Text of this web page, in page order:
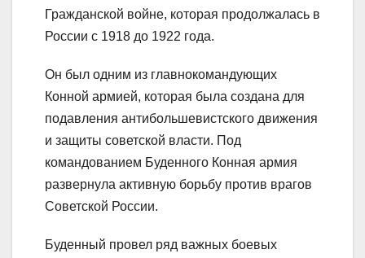
Гражданской войне, которая продолжалась в
России с 1918 до 1922 года.
Он был одним из главнокомандующих
Конной армией, которая была создана для
подавления антибольшевистского движения
и защиты советской власти. Под
командованием Буденного Конная армия
развернула активную борьбу против врагов
Советской России.
Буденный провел ряд важных боевых